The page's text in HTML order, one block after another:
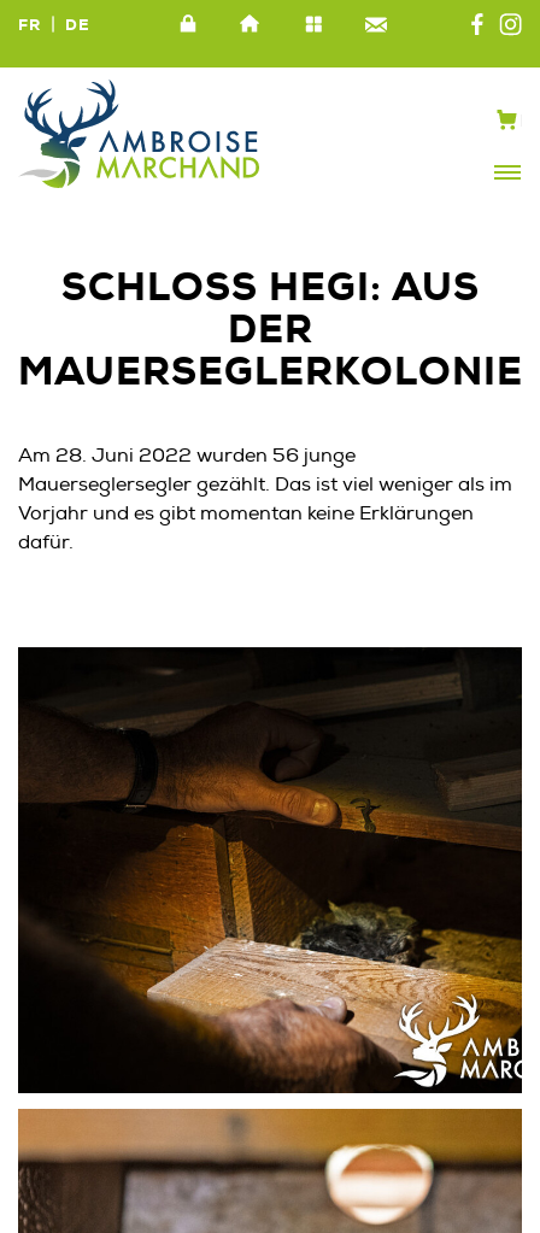
FR | DE
SCHLOSS HEGI: AUS
DER
MAUERSEGLERKOLONIE
Am 28. Juni 2022 wurden 56 junge
Mauerseglersegler gezählt. Das ist viel weniger als im
Vorjahr und es gibt momentan keine Erklärungen
dafür.